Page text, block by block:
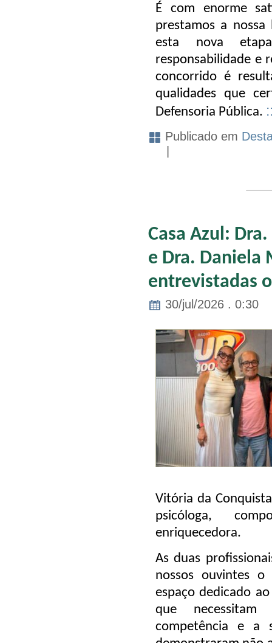
É com enorme
prestamos a nossa
esta nova
responsabilidade e
concorrido é
qualidades que
Defensoria Pública.
Publicado em
Casa Azul:
e Dra. Daniela
entrevistadas
30/jul/2026 . 0:30
Vitória da
psicóloga,
enriquecedora.
As duas
nossos ouvintes o
espaço dedicado
que necessitam
competência e a